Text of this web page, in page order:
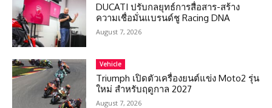
DUCATI ปรับกลยุทธ์การสื่อสาร-สร้าง
ความเชื่อมั่นแบรนด์ชู Racing DNA
August 7, 2026
Vehicle
Triumph เปิดตัวเครื่องยนต์แข่ง Moto2 รุ่น
ใหม่ สำหรับฤดูกาล 2027
August 7, 2026